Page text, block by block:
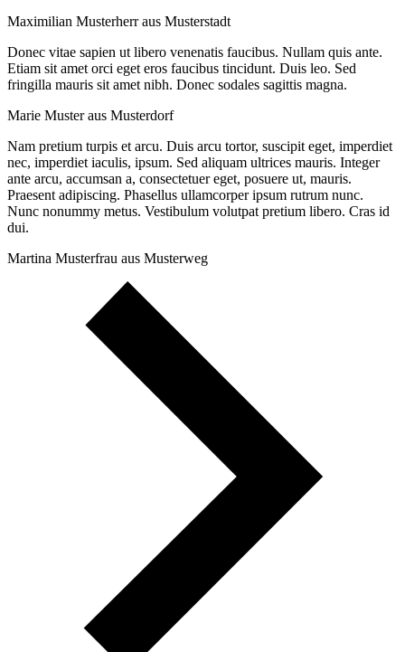
Maximilian Musterherr aus Musterstadt
Donec vitae sapien ut libero venenatis faucibus. Nullam quis ante.
Etiam sit amet orci eget eros faucibus tincidunt. Duis leo. Sed
fringilla mauris sit amet nibh. Donec sodales sagittis magna.
Marie Muster aus Musterdorf
Nam pretium turpis et arcu. Duis arcu tortor, suscipit eget, imperdiet
nec, imperdiet iaculis, ipsum. Sed aliquam ultrices mauris. Integer
ante arcu, accumsan a, consectetuer eget, posuere ut, mauris.
Praesent adipiscing. Phasellus ullamcorper ipsum rutrum nunc.
Nunc nonummy metus. Vestibulum volutpat pretium libero. Cras id
dui.
Martina Musterfrau aus Musterweg